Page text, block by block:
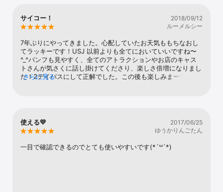
検索
プラットフォーム
iPhone
iPad
Watch
サイコー！
2018/09/12
ルーメルシー
7年ぶりにやってきました。心配していたお天気ももちなおし
てラッキーです！USJ 以前よりも全てにおいていいですね〜
^_^パンフも見やすく、全てのアトラクションやお店のキャス
トさんが気さくに話し掛けてくださり、楽しさ倍増になりまし
た！2デイパスにして正解でした。この後も楽しみまーす(^-
さらに見る
使える💛
2017/06/25
ゆうかりんごたん
一目で確認できるのでとても使いやすいです(*´꒳`*)